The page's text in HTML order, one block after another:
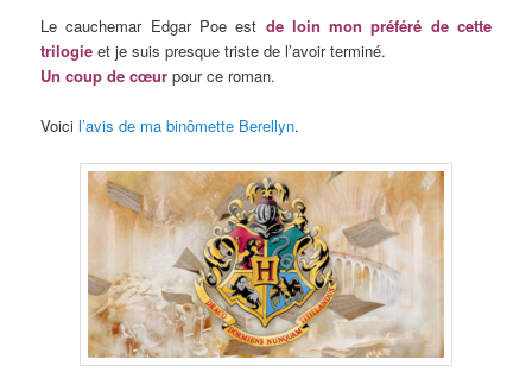
Le cauchemar Edgar Poe est de loin mon préféré de cette
trilogie et je suis presque triste de l’avoir terminé.
Un coup de cœur pour ce roman.
Voicil’avis de ma binômette Berellyn.